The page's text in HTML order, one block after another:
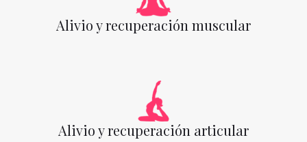
Alivio y recuperación muscular
Alivio y recuperación articular